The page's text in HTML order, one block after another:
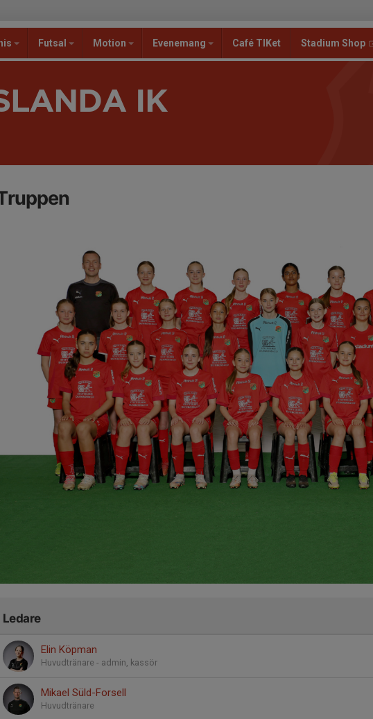
Futsal Motion Evenemang Café TIKet Stadium Shop
IK
Ledare
Elin Köpman
Huvudtränare - admin, kassör
Mikael Süld-Forsell
Huvudtränare